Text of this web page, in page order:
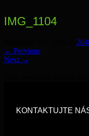
IMG_1104
← Previous
Next →
KONTAKTUJTE